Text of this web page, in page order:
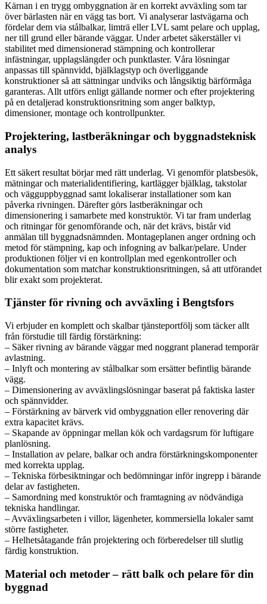
Kärnan i en trygg ombyggnation är en korrekt avväxling som tar
över bärlasten när en vägg tas bort. Vi analyserar lastvägarna och
fördelar dem via stålbalkar, limträ eller LVL samt pelare och upplag,
ner till grund eller bärande väggar. Under arbetet säkerställer vi
stabilitet med dimensionerad stämpning och kontrollerar
infästningar, upplagslängder och punktlaster. Våra lösningar
anpassas till spännvidd, bjälklagstyp och överliggande
konstruktioner så att sättningar undviks och långsiktig bärförmåga
garanteras. Allt utförs enligt gällande normer och efter projektering
på en detaljerad konstruktionsritning som anger balktyp,
dimensioner, montage och kontrollpunkter.
Projektering, lastberäkningar och byggnadsteknisk
analys
Ett säkert resultat börjar med rätt underlag. Vi genomför platsbesök,
mätningar och materialidentifiering, kartlägger bjälklag, takstolar
och vägguppbyggnad samt lokaliserar installationer som kan
påverka rivningen. Därefter görs lastberäkningar och
dimensionering i samarbete med konstruktör. Vi tar fram underlag
och ritningar för genomförande och, när det krävs, bistår vid
anmälan till byggnadsnämnden. Montageplanen anger ordning och
metod för stämpning, kap och infogning av balkar/pelare. Under
produktionen följer vi en kontrollplan med egenkontroller och
dokumentation som matchar konstruktionsritningen, så att utförandet
blir exakt som projekterat.
Tjänster för rivning och avväxling i Bengtsfors
Vi erbjuder en komplett och skalbar tjänsteportfölj som täcker allt
från förstudie till färdig förstärkning:
– Säker rivning av bärande väggar med noggrant planerad temporär
avlastning.
– Inlyft och montering av stålbalkar som ersätter befintlig bärande
vägg.
– Dimensionering av avväxlingslösningar baserat på faktiska laster
och spännvidder.
– Förstärkning av bärverk vid ombyggnation eller renovering där
extra kapacitet krävs.
– Skapande av öppningar mellan kök och vardagsrum för luftigare
planlösning.
– Installation av pelare, balkar och andra förstärkningskomponenter
med korrekta upplag.
– Tekniska förbesiktningar och bedömningar inför ingrepp i bärande
delar av fastigheten.
– Samordning med konstruktör och framtagning av nödvändiga
tekniska handlingar.
– Avväxlingsarbeten i villor, lägenheter, kommersiella lokaler samt
större fastigheter.
– Helhetsåtagande från projektering och förberedelser till slutlig
färdig konstruktion.
Material och metoder – rätt balk och pelare för din
byggnad